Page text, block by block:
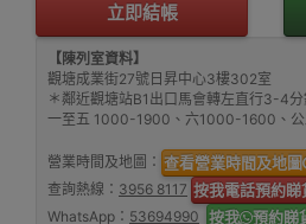
立即結帳
【陳列室資料】
觀塘成業街27號日昇中心3樓302室
＊鄰近觀塘站B1出口馬會轉左直行3-4
一至五 1000-1900、六1000-1600、公
營業時間及地圖： 查看營業時間及地圖
查詢熱線： 3956 8117 按我電話預約睇
WhatsApp： 53694990 按我 預約睇